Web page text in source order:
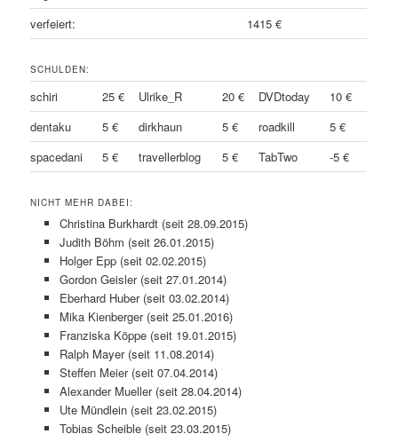
verfeiert:
1415 €
SCHULDEN:
schiri 25 € Ulrike_R 20 € DVDtoday
10 €
dentaku
5 € dirkhaun 5 € roadkill
5 €
spacedani
5 € travellerblog 5 € TabTwo -5 €
NICHT MEHR DABEI:
Christina Burkhardt (seit 28.09.2015)
Judith Böhm (seit 26.01.2015)
Holger Epp (seit 02.02.2015)
Gordon Geisler (seit 27.01.2014)
Eberhard Huber (seit 03.02.2014)
Mika Kienberger (seit 25.01.2016)
Franziska Köppe (seit 19.01.2015)
Ralph Mayer (seit 11.08.2014)
Steffen Meier (seit 07.04.2014)
Alexander Mueller (seit 28.04.2014)
Ute Mündlein (seit 23.02.2015)
Tobias Scheible (seit 23.03.2015)